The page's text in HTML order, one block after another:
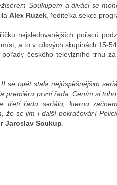
Soukupem a diváci se
Alex Ruzek , ředitelka sekce
nejsledovanějších pořadů
a to v cílových skupinách 15-
pořady českého televizního trhu
se opět stala nejúspěšnějším
premiéru první řada. Cením si
třetí řadu seriálu, kterou
že se jim i další pokračování
Jaroslav Soukup